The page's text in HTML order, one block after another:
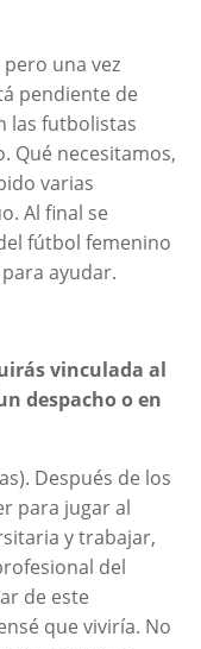
una vez
pendiente de
las futbolistas
Qué necesitamos,
varias
Al final se
fútbol femenino
ayudar.
vinculada al
despacho o en
Después de los
para jugar al
y trabajar,
del
de este
que viviría. No